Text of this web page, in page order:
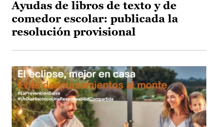
Ayudas de libros de texto y de
comedor escolar: publicada la
resolución provisional